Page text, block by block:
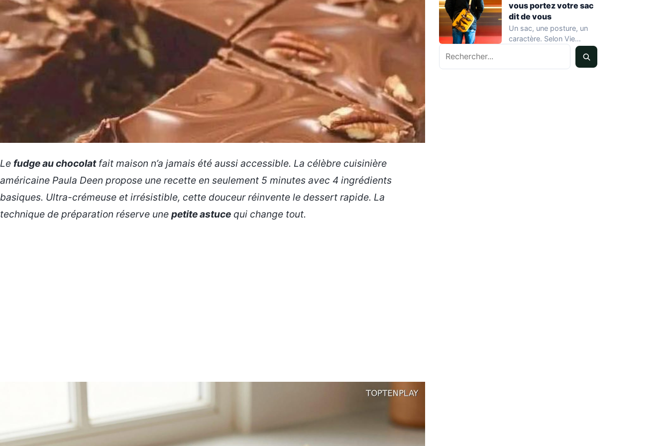
Le fudge au chocolatfait maison n’a jamais été aussi accessible. La célèbre cuisinière
américaine Paula Deen propose une recette en seulement 5 minutes avec 4 ingrédients
basiques. Ultra-crémeuse et irrésistible, cette douceur réinvente le dessert rapide. La
technique de préparation réserve une petite astuce qui change tout.
vous portez votre sac
dit de vous
Un sac, une posture, un
caractère. Selon Vie
Pratique Féminin, la